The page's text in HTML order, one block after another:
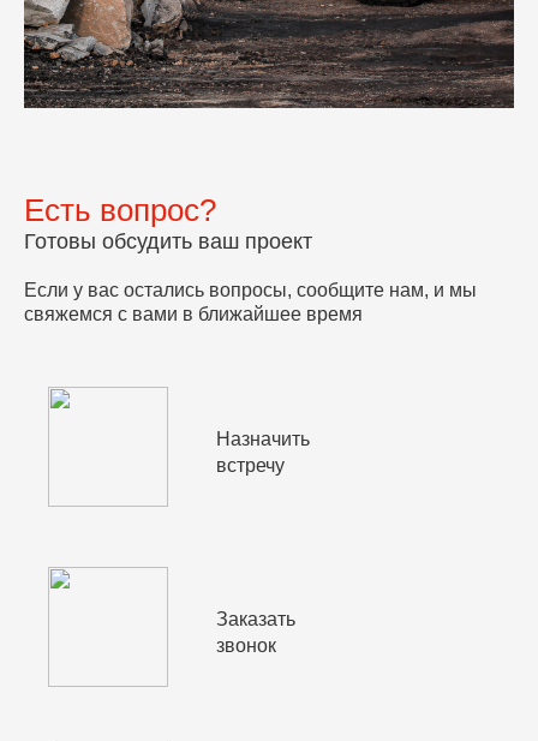
Есть вопрос?
Готовы обсудить ваш проект
Если у вас остались вопросы, сообщите нам, и мы
свяжемся с вами в ближайшее время
Назначить
встречу
Заказать
звонок